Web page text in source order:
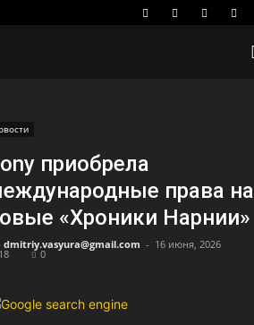
приобрела
права на
«Хроники Нарнии»
dmitriy.vasyura@gmail.com - 16 июня, 2026
18 0